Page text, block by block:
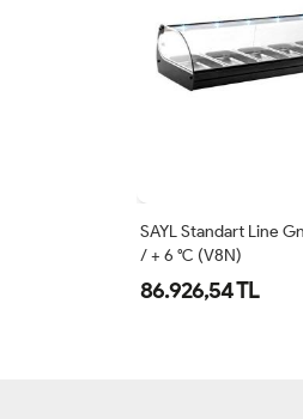
SAYL Standart Line
/ + 6 °C (V8N)
86.926,54 TL